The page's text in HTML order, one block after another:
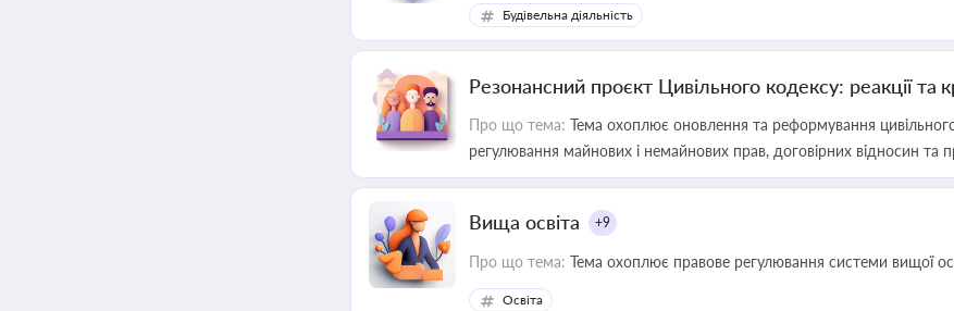
Будівельна діяльність
Резонансний проєкт Цивільного кодексу: реакції та
Про що тема: Тема охоплює оновлення та реформування
регулювання майнових і немайнових прав, договірних відносин та
Вища освіта +9
Про що тема: Тема охоплює правове регулювання системи вищої
Освіта